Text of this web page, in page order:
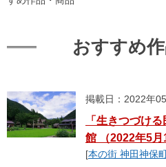
おすすめ
掲載日：2022年
「生きつづけ
館 （2022年5月
[本の街 神田神保